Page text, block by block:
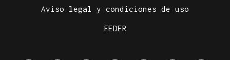
Aviso legal y condiciones de uso
FEDER